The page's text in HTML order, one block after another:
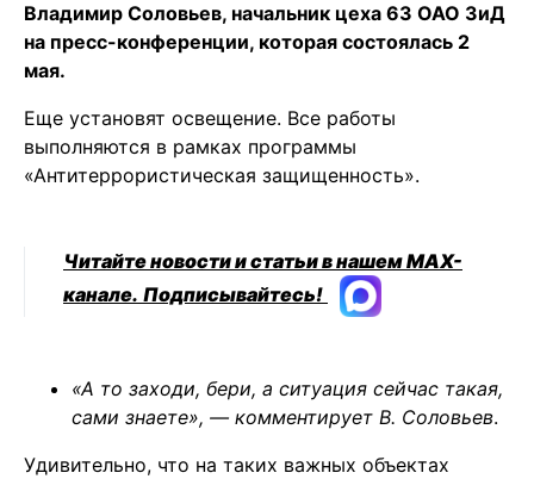
Владимир Соловьев, начальник цеха 63 ОАО ЗиД
на пресс-конференции, которая состоялась 2
мая.
Еще установят освещение. Все работы
выполняются в рамках программы
«Антитеррористическая защищенность».
Читайте новости и статьи в нашем MAX-
канале. Подписывайтесь!
«А то заходи, бери, а ситуация сейчас такая,
сами знаете», — комментирует В. Соловьев.
Удивительно, что на таких важных объектах